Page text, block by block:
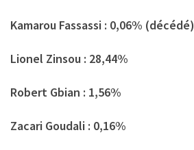
Kamarou Fassassi : 0,06% (décédé)
Lionel Zinsou : 28,44%
Robert Gbian : 1,56%
Zacari Goudali : 0,16%